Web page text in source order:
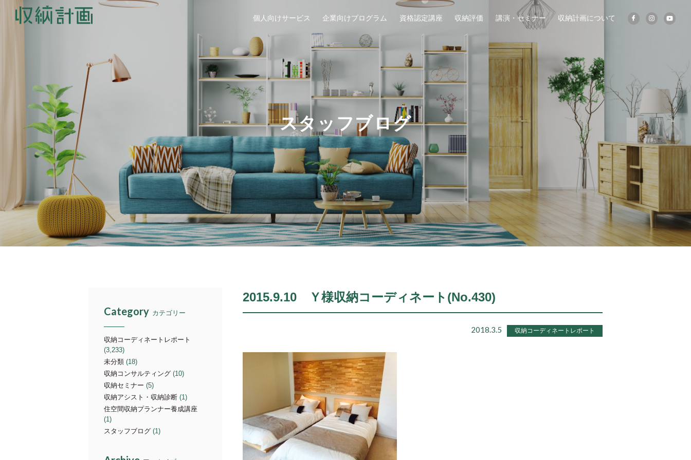
個人向けサービス 企業向けプログラム 資格認定講座 収納評価 講演・セミナー 収納計画について
スタッフブログ
2015.9.10 Ｙ様収納コーディネート(No.430)
2018.3.5 収納コーディネートレポート
Category カテゴリー
収納コーディネートレポート
(3,233)
未分類 (18)
収納コンサルティング (10)
収納セミナー (5)
収納アシスト・収納診断 (1)
住空間収納プランナー養成講座
(1)
スタッフブログ (1)